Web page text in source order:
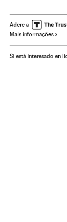
Jogos Olímpicos
Los
Adere a
Mais informações
Si está interesado en